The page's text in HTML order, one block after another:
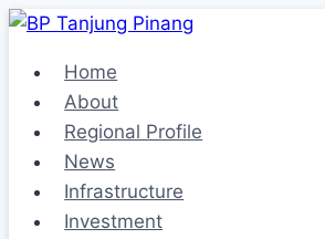
Skip
contentHome
About
Regional Profile
News
Infrastructure
Investment